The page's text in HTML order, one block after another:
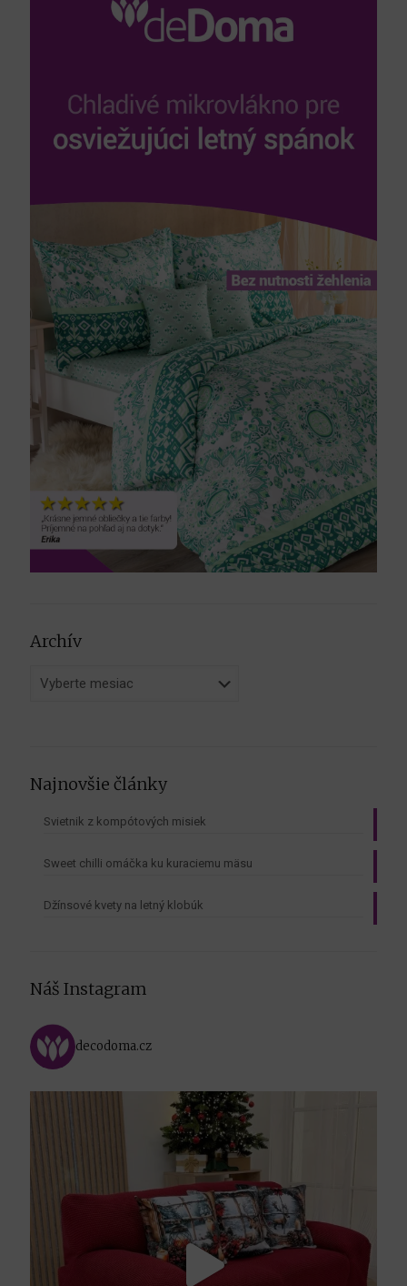
Archív
Najnovšie články
Svietnik z kompótových misiek
Sweet chilli omáčka ku kuraciemu mäsu
Džínsové kvety na letný klobúk
Náš Instagram
decodoma.cz